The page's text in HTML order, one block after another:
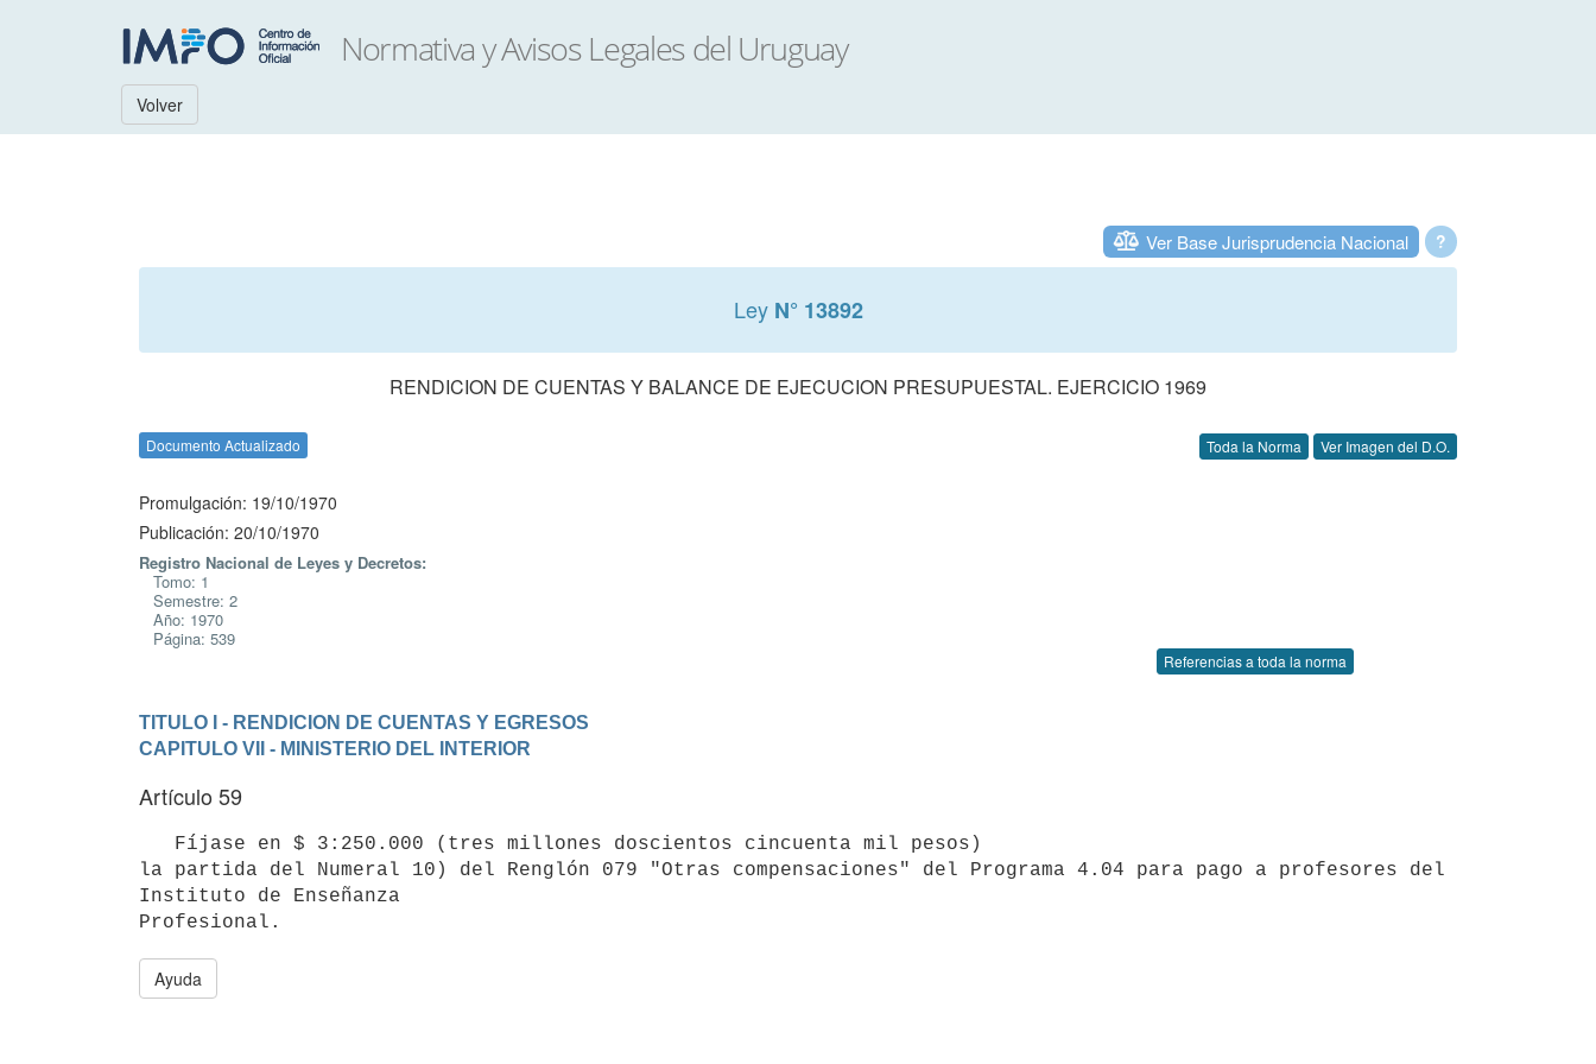
Volver
?
Ver Base Jurisprudencia Nacional
Ley N° 13892
RENDICION DE CUENTAS Y BALANCE DE EJECUCION PRESUPUESTAL. EJERCICIO 1969
Documento Actualizado Toda la Norma Ver Imagen del D.O.
Promulgación: 19/10/1970
Publicación: 20/10/1970
Registro Nacional de Leyes y Decretos:
Tomo: 1
Semestre: 2
Año: 1970
Página: 539
Referencias a toda la norma
TITULO I - RENDICION DE CUENTAS Y EGRESOS
CAPITULO VII - MINISTERIO DEL INTERIOR
Artículo 59
la partida del Numeral 10) del Renglón 079 "Otras compensaciones" del Programa 4.04 para pago a profesores del
Instituto de Enseñanza
Profesional.
Ayuda